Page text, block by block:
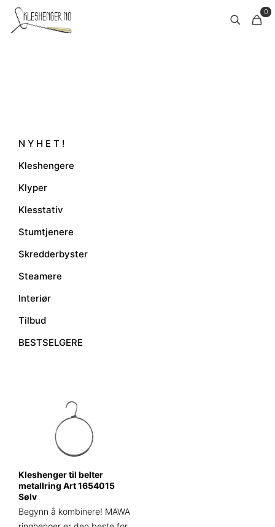
0
N Y H E T !
Kleshengere
Klyper
Klesstativ
Stumtjenere
Skredderbyster
Steamere
Interiør
Tilbud
BESTSELGERE
Kleshenger til belter
metallring Art 1654015
Sølv
Begynn å kombinere! MAWA